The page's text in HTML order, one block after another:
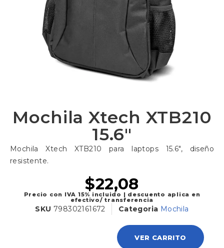
Mochila Xtech XTB210
15.6″
Mochila Xtech XTB210 para laptops 15.6″, diseño
resistente.
$22,08
Precio con IVA 15% incluido | descuento aplica en
efectivo/ transferencia
SKU 798302161672 Categoria Mochila
VER CARRITO